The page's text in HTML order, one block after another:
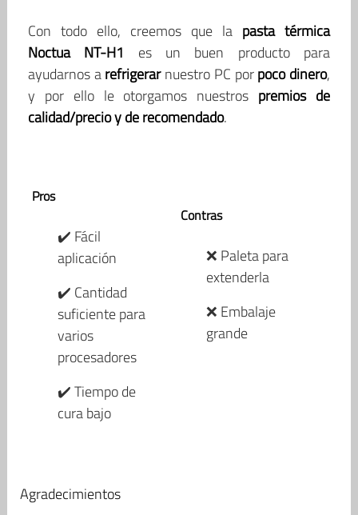
Con todo ello, creemos que la pasta térmica
Noctua NT-H1 es un buen producto para
ayudarnos arefrigerarnuestro PC porpoco dinero,
y por ello le otorgamos nuestros premios de
calidad/precio y de recomendado.
Pros
✔️ Fácil
aplicación
✔️ Cantidad
suficiente para
varios
procesadores
✔️ Tiempo de
cura bajo
Contras
❌ Paleta para
extenderla
❌ Embalaje
grande
Agradecimientos